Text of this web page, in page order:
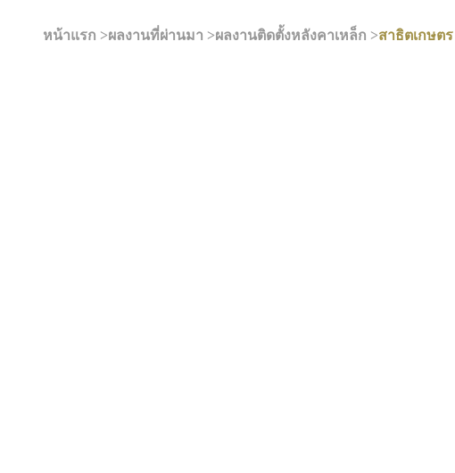
หน้าแรก >ผลงานที่ผ่านมา >ผลงานติดตั้งหลังคาเหล็ก >สาธิตเกษตร